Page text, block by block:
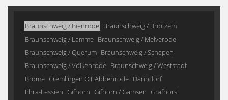
Braunschweig / Bienrode Braunschweig / Broitzem
Braunschweig / Lamme Braunschweig / Melverode
Braunschweig / Querum Braunschweig / Schapen
Braunschweig / Völkenrode Braunschweig / Weststadt
Brome Cremlingen OT Abbenrode Danndorf
Ehra-Lessien Gifhorn Gifhorn / Gamsen Grafhorst